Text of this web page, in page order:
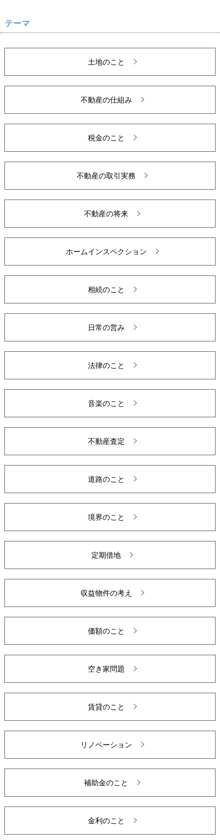
テーマ
土地のこと
不動産の仕組み
税金のこと
不動産の取引実務
不動産の将来
ホームインスペクション
相続のこと
日常の営み
法律のこと
音楽のこと
不動産査定
道路のこと
境界のこと
定期借地
収益物件の考え
価額のこと
空き家問題
賃貸のこと
リノベーション
補助金のこと
金利のこと